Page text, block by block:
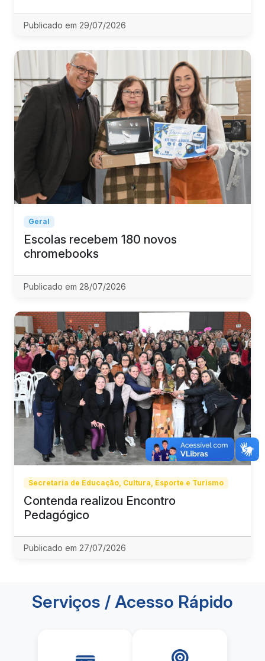
Publicado em 29/07/2026
Geral
Escolas recebem 180 novos
chromebooks
Publicado em 28/07/2026
Secretaria de Educação, Cultura, Esporte e Turismo
Contenda realizou Encontro
Pedagógico
Publicado em 27/07/2026
Serviços / Acesso Rápido